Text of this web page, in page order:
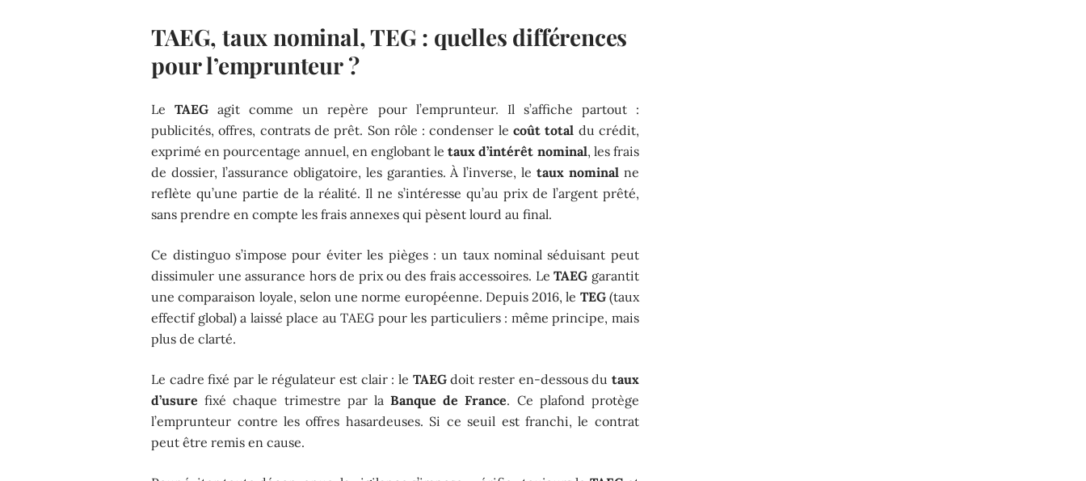
TAEG, taux nominal, TEG : quelles différences
pour l’emprunteur ?
LeTAEG agit comme un repère pour l’emprunteur. Il s’affiche partout :
publicités, offres, contrats de prêt. Son rôle : condenser lecoût total du crédit,
exprimé en pourcentage annuel, en englobant letaux d’intérêt nominal, les frais
de dossier, l’assurance obligatoire, les garanties. À l’inverse, letaux nominalne
reflète qu’une partie de la réalité. Il ne s’intéresse qu’au prix de l’argent prêté,
sans prendre en compte les frais annexes qui pèsent lourd au final.
Ce distinguo s’impose pour éviter les pièges : un taux nominal séduisant peut
dissimuler une assurance hors de prix ou des frais accessoires. LeTAEG garantit
une comparaison loyale, selon une norme européenne. Depuis 2016, le TEG(taux
effectif global) a laissé place au TAEG pour les particuliers : même principe, mais
plus de clarté.
Le cadre fixé par le régulateur est clair : le TAEGdoit rester en-dessous du taux
d’usure fixé chaque trimestre par laBanque de France. Ce plafond protège
l’emprunteur contre les offres hasardeuses. Si ce seuil est franchi, le contrat
peut être remis en cause.